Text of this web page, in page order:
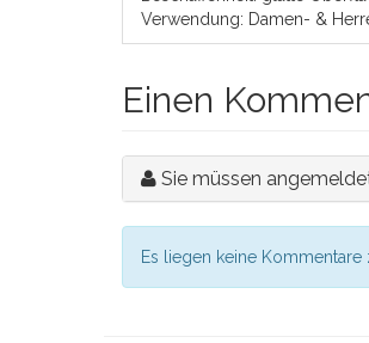
Verwendung: Damen- &
Einen
Sie müssen
Es liegen keine Kommentare